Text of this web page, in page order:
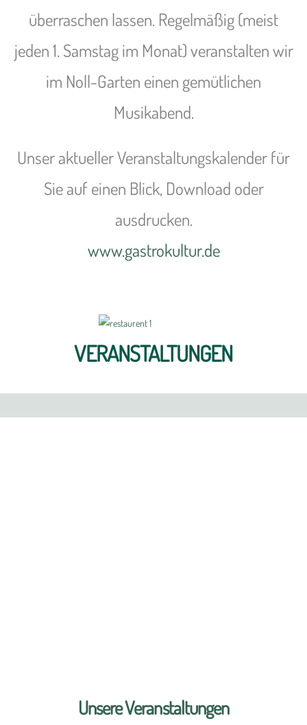
überraschen lassen. Regelmäßig (meist
jeden 1. Samstag im Monat) veranstalten wir
im Noll-Garten einen gemütlichen
Musikabend.
Unser aktueller Veranstaltungskalender für
Sie auf einen Blick, Download oder
ausdrucken.
www.gastrokultur.de
VERANSTALTUNGEN
Unsere Veranstaltungen